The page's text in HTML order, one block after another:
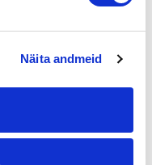
Näita andmeid